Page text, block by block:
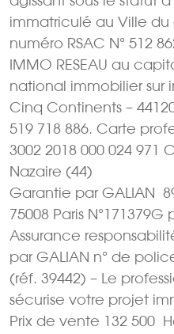
immatriculé au Ville du
numéro RSAC N° 512
IMMO RESEAU au
national immobilier sur
Cinq Continents – 44120
519 718 886. Carte
3002 2018 000 024 971
Nazaire (44)
Garantie par GALIAN 
75008 Paris N°171379G
Assurance
par GALIAN n° de
(réf. 39442) – Le
sécurise votre projet
Prix de vente 132 500 